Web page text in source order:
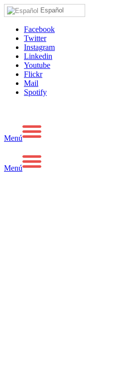
Español
Facebook
Twitter
Instagram
Linkedin
Youtube
Flickr
Mail
Spotify
Menú
Menú